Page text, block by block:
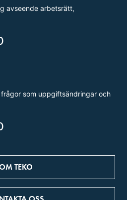
avseende arbetsrätt,
som uppgiftsändringar och
TEKO